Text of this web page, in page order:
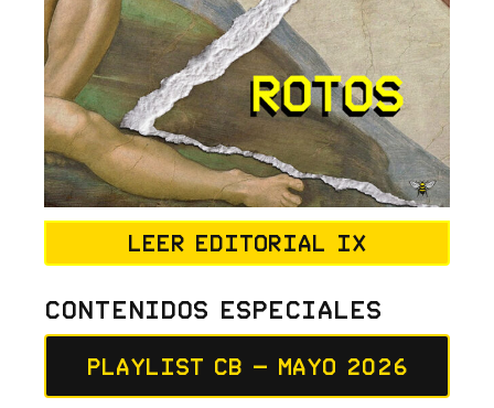
Leer editorial IX
Contenidos Especiales
Playlist CB – Mayo 2026